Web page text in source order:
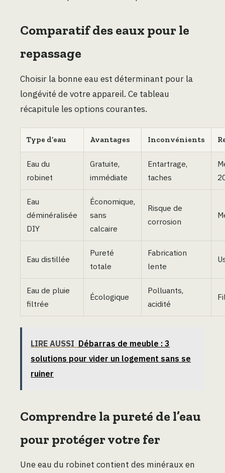
Comparatif des eaux pour le
repassage
Choisir la bonne eau est déterminant pour la
longévité de votre appareil. Ce tableau
récapitule les options courantes.
Type d’eau Avantages Inconvénients
Eau du
robinet
Gratuite,
immédiate
Entartrage,
taches
Eau
déminéralisée
DIY
Économique,
sans
calcaire
Risque de
corrosion
Eau distillée
Pureté
totale
Fabrication
lente
Eau de pluie
filtrée
Écologique
Polluants,
acidité
LIRE AUSSI Débarras de meuble : 3
solutions pour vider un logement sans se
ruiner
Comprendre la pureté de l’eau
pour protéger votre fer
Une eau du robinet contient des minéraux en